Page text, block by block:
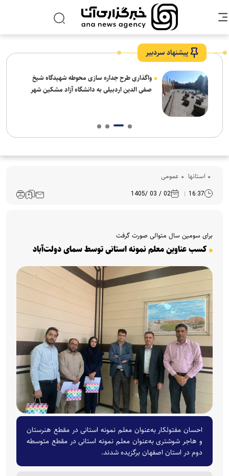
پیشنهاد سردبیر
واگذاری طرح جداره سازی محوطه شهیدگاه شیخ
صفی الدین اردبیلی به دانشگاه آزاد مشکین شهر
استانها عمومی
16:37
02 / 03 /1405
برای سومین سال متوالی صورت گرفت
کسب عناوین معلم نمونه استانی توسط سمای دولت‌آباد
احسان مفتولکار به‌عنوان معلم نمونه استانی در مقطع هنرستان
و هاجر شوشتری به‌عنوان معلم نمونه استانی در مقطع متوسطه
دوم در استان اصفهان برگزیده شدند.